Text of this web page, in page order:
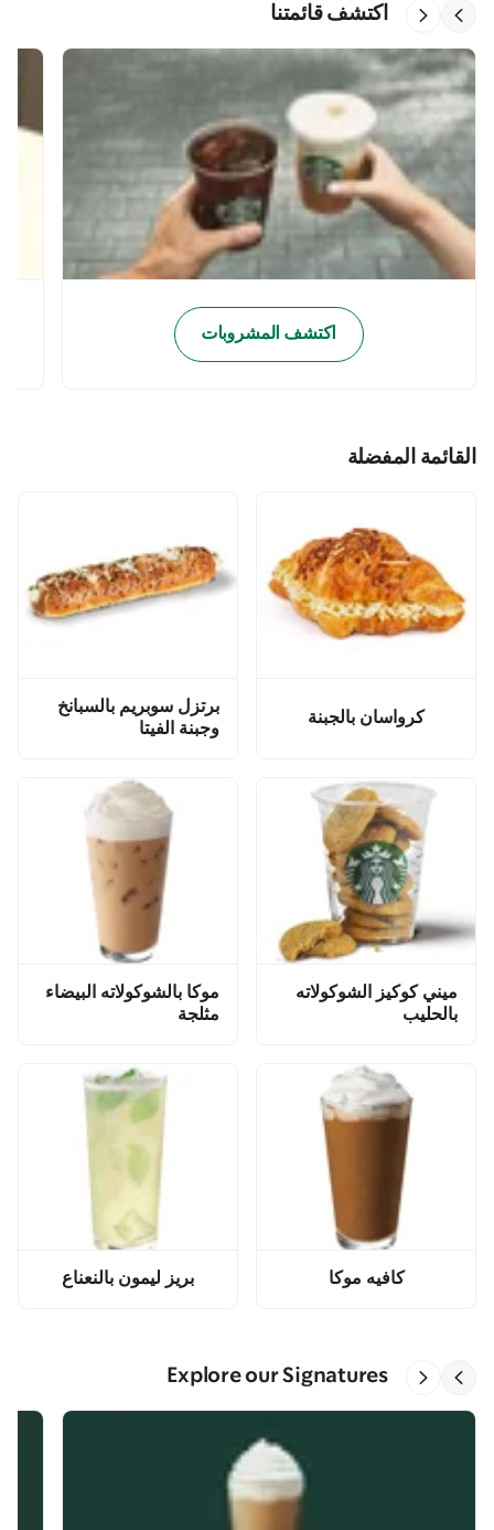
اكتشف قائمتنا
اكتشف المشروبات
القائمة المفضلة
كرواسان بالجبنة
برتزل سوبريم بالسبانخ
وجبنة الفيتا
ميني كوكيز الشوكولاته
بالحليب
موكا بالشوكولاته البيضاء
مثلجة
كافيه موكا بريز ليمون بالنعناع
Explore our Signatures